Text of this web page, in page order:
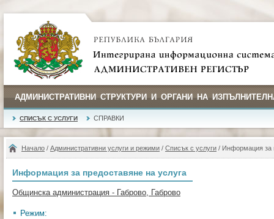
АДМИНИСТРАТИВНИ СТРУКТУРИ И ОРГАНИ НА
СПИСЪК С УСЛУГИ СПРАВКИ
Начало / Административни услуги и режими / Списък с услуги / Информация за
Информация за предоставяне на услуга
Общинска администрация - Габрово, Габрово
Режим: